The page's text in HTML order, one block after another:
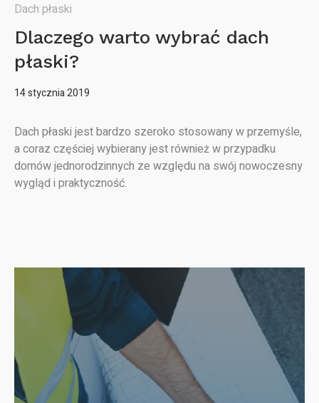
Dach płaski
Dlaczego warto wybrać dach
płaski?
14 stycznia 2019
Dach płaski jest bardzo szeroko stosowany w przemyśle,
a coraz częściej wybierany jest również w przypadku
domów jednorodzinnych ze względu na swój nowoczesny
wygląd i praktyczność.